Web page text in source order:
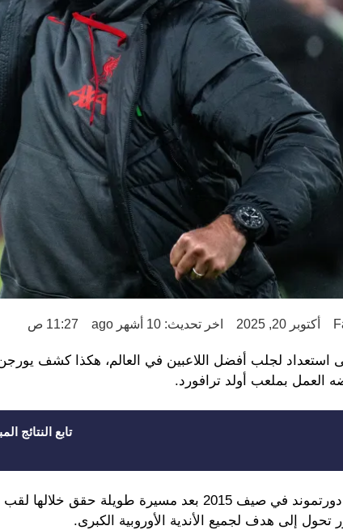
أكتوبر 20, 2025 اخر تحديث: 10 أشهر ago 11:27 ص
استعداد لجلب أفضل اللاعبين في العالم، هكذا كشف
العمل بملعب أولد ترافورد.
تابع النتائج
ورحل كلوب عن تدريب دورتموند في صيف 2015 بعد
تحول إلى هدف لجميع الأندية الأوروبية الكبرى.